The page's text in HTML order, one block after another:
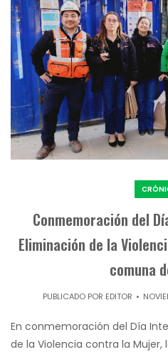
Conmemoración del
Eliminación de la
comuna
PUBLICADO POR EDITOR
En conmemoración del Día
de la Violencia contra la Mujer,